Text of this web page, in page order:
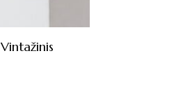
Vintažinis